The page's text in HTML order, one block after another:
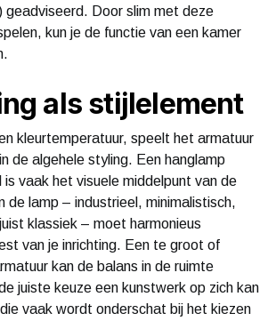
geadviseerd. Door slim met deze
kun je de functie van een kamer
als stijlelement
kleurtemperatuur, speelt het armatuur
de algehele styling. Een hanglamp
vaak het visuele middelpunt van de
de lamp – industrieel, minimalistisch,
klassiek – moet harmonieus
van je inrichting. Een te groot of
kan de balans in de ruimte
juiste keuze een kunstwerk op zich kan
vaak wordt onderschat bij het kiezen